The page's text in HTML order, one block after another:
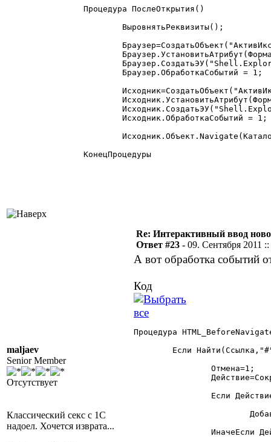
Процедура ПослеОткрытия()
КонецПроцедуры
maljaev
Senior Member
Отсутствует
Классический секс с 1С
надоел. Хочется изврата...
Re: Интерактивный ввод
Ответ #23 - 09. Сентября 2011
А вот обработка событий
Код
Процедура